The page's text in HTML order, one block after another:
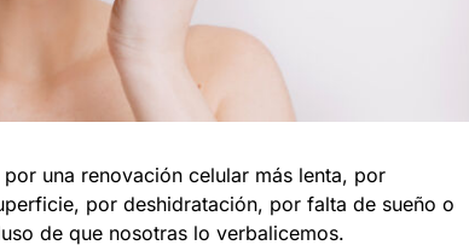
una renovación celular más lenta, por
por deshidratación, por falta de sueño o
de que nosotras lo verbalicemos.